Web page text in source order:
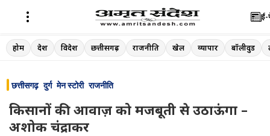
Skip
to
ई-
होम देश विदेश छत्तीसगढ़ राजनीति खेल व्यापार बॉलीवुड
छत्तीसगढ़ दुर्ग मेन स्टोरी राजनीति
किसानों की आवाज़ को मजबूती से उठाऊंगा –
अशोक चंद्राकर